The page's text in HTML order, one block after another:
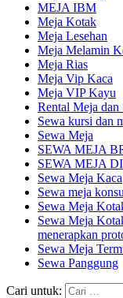
MEJA IBM
Meja Kotak
Meja Lesehan
Meja Melamin
Meja Rias
Meja Vip Kaca
Meja VIP Kayu
Rental Meja dan
Sewa kursi dan
Sewa Meja
SEWA MEJA
SEWA MEJA
Sewa Meja Kaca
Sewa meja
Sewa Meja
Sewa Meja
menerapkan
Sewa Meja
Sewa Panggung
Cari untuk: